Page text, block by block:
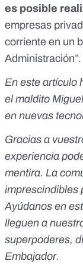
es posible
empresas
corriente en un
Administración”.
En este artículo
el maldito
en nuevas
Gracias a
experiencia
mentira. La
imprescindibles
Ayúdanos en
lleguen a
superpoderes,
Embajador.